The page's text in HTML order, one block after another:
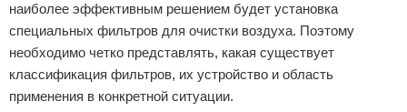
наиболее эффективным решением будет установка
специальных фильтров для очистки воздуха. Поэтому
необходимо четко представлять, какая существует
классификация фильтров, их устройство и область
применения в конкретной ситуации.